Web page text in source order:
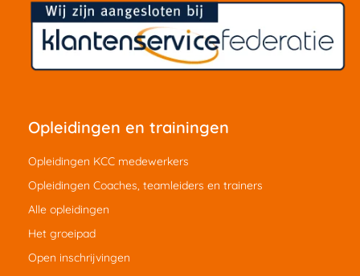
Opleidingen en trainingen
Opleidingen KCC medewerkers
Opleidingen Coaches, teamleiders en trainers
Alle opleidingen
Het groeipad
Open inschrijvingen